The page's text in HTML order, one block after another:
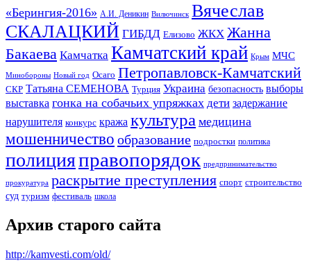
«Берингия-2016» А.И. Деникин Вилючинск Вячеслав
СКАЛАЦКИЙ ГИБДД Елизово ЖКХ Жанна
Бакаева Камчатка Камчатский край Крым МЧС
Минобороны Новый год Осаго Петропавловск-Камчатский
СКР Татьяна СЕМЕНОВА Турция Украина безопасность выборы
выставка гонка на собачьих упряжках дети задержание
нарушителя конкурс кража культура медицина
мошенничество образование подростки политика
полицияправопорядок предпринимательство
прокуратура раскрытие преступления спорт строительство
суд туризм фестиваль школа
Архив старого сайта
http://kamvesti.com/old/